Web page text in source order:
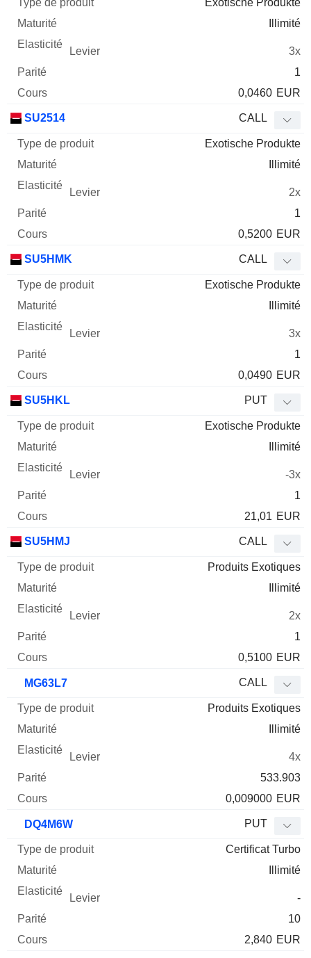
Exotische Produkte
Illimité
3x
1
0,0460 EUR
SU2514 CALL
Exotische Produkte
Illimité
2x
1
0,5200 EUR
SU5HMK CALL
Exotische Produkte
Illimité
3x
1
0,0490 EUR
SU5HKL PUT
Exotische Produkte
Illimité
-3x
1
21,01 EUR
SU5HMJ CALL
Produits Exotiques
Illimité
2x
1
0,5100 EUR
MG63L7 CALL
Produits Exotiques
Illimité
4x
533.903
0,009000 EUR
DQ4M6W PUT
Certificat Turbo
Illimité
-
10
2,840 EUR